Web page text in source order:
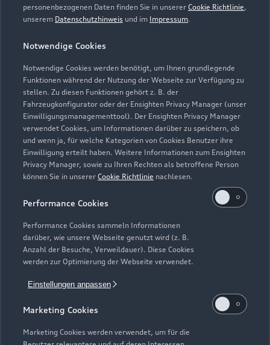
personenbezogenen Daten finden Sie in unserer Cookie Richtlinie,
unserem Datenschutzhinweis und im Impressum.
Notwendige Cookies
Notwendige Cookies werden benötigt, um Ihnen grundlegende
Funktionen während der Nutzung der Webseite zur Verfügung zu
stellen. Zu diesen Funktionen gehört z. B. der
Fahrzeugkonfigurator oder der Ensighten Privacy Manager (unser
Einwilligungsmanagementtool). Der Ensighten Privacy Manager
verwendet Cookies, um Informationen darüber zu speichern, ob
und wenn ja, für welche Kategorien von Cookies Benutzer ihre
Einwilligung erteilt haben. Weitere Informationen zum Ensighten
Privacy Manager, sowie zu Ihren Rechten als betroffene Person
können Sie in unserer Cookie Richtlinie nachlesen.
Performance Cookies
Performance Cookies sammeln Informationen
darüber, wie unsere Webseite genutzt wird (z. B.
Anzahl der Besuche, Verweildauer). Diese Cookies
werden zur Optimierung der Webseite verwendet.
Einstellungen anpassen
Marketing Cookies
Marketing Cookies werden verwendet, um für die
Montag - Freitag
06:00 - 18:00
Zurück nach oben
Modelle
Elektromodelle
Plug-in-Hybride
Neuwagensuche
Gebrauchtwagensuche
Service & Zubehör
Saisonale Angebote
Audi Services
Garantie
Audi digital services
Support
Über Audi
Unternehmen